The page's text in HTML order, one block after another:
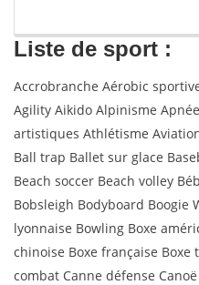
Liste de sport :
Accrobranche Aérobic
Agility Aikido Alpinisme
artistiques Athlétisme
Ball trap Ballet sur glace
Beach soccer Beach volley
Bobsleigh Bodyboard Boogie
lyonnaise Bowling Boxe
chinoise Boxe française
combat Canne défense